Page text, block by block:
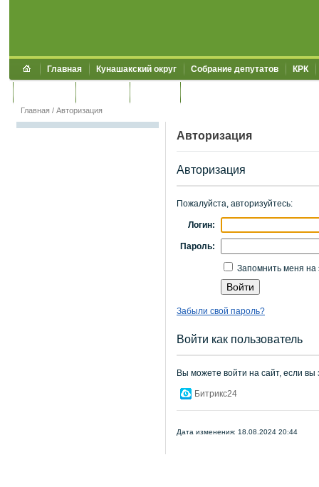
Главная Кунашакский округ Собрание депутатов КРК
Главная / Авторизация
Авторизация
Авторизация
Пожалуйста, авторизуйтесь:
Логин:
Пароль:
Запомнить меня на
Забыли свой пароль?
Войти как пользователь
Вы можете войти на сайт, если вы
Битрикс24
Дата изменения: 18.08.2024 20:44